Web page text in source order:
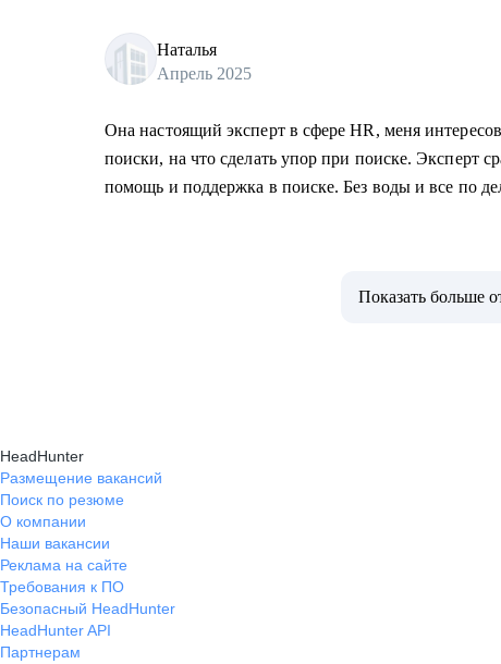
Наталья
Апрель 2025
Она настоящий эксперт в сфере HR, меня
поиски, на что сделать упор при поиске. Эксперт
помощь и поддержка в поиске. Без воды и все по
Показать больше
HeadHunter
Размещение вакансий
Поиск по резюме
О компании
Наши вакансии
Реклама на сайте
Требования к ПО
Безопасный HeadHunter
HeadHunter API
Партнерам